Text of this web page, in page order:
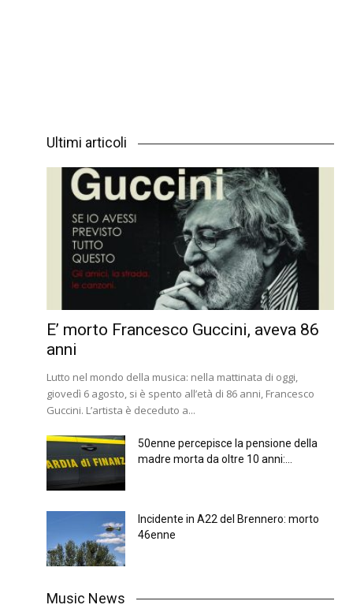
Ultimi articoli
E’ morto Francesco Guccini, aveva 86
anni
Lutto nel mondo della musica: nella mattinata di oggi,
giovedì 6 agosto, si è spento all’età di 86 anni, Francesco
Guccini. L’artista è deceduto a...
50enne percepisce la pensione della
madre morta da oltre 10 anni:...
Incidente in A22 del Brennero: morto
46enne
Music News